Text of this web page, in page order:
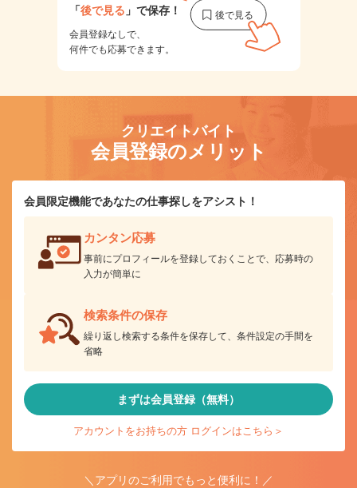
「後で見る 」で保存！
会員登録なしで、
何件でも応募できます。
クリエイトバイト
会員登録のメリット
会員限定機能であなたの仕事探しをアシスト！
カンタン応募
事前にプロフィールを登録しておくことで、応募時の
入力が簡単に
検索条件の保存
繰り返し検索する条件を保存して、条件設定の手間を
省略
まずは会員登録（無料）
アカウントをお持ちの方 ログインはこちら＞
＼アプリのご利用でもっと便利に！／